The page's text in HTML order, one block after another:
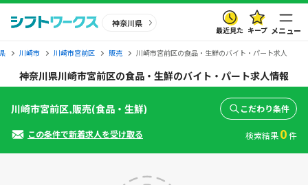
神奈川県
最近見た キープ メニュー
川崎市 川崎市宮前区 販売 川崎市宮前区の食品・生鮮のバイト・パート求人
神奈川県川崎市宮前区の食品・生鮮のバイト・パート求人情報
川崎市宮前区,販売(食品・生鮮) こだわり条件
この条件で新着求人を受け取る 検索結果0件